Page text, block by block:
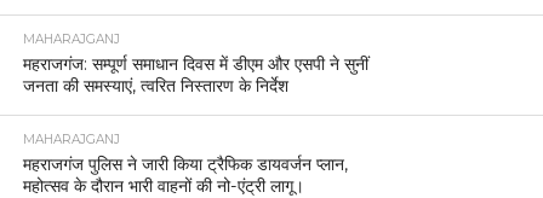
MAHARAJGANJ
महराजगंज: सम्पूर्ण समाधान दिवस में डीएम और एसपी ने सुनीं
जनता की समस्याएं, त्वरित निस्तारण के निर्देश
MAHARAJGANJ
महराजगंज पुलिस ने जारी किया ट्रैफिक डायवर्जन प्लान,
महोत्सव के दौरान भारी वाहनों की नो-एंट्री लागू।